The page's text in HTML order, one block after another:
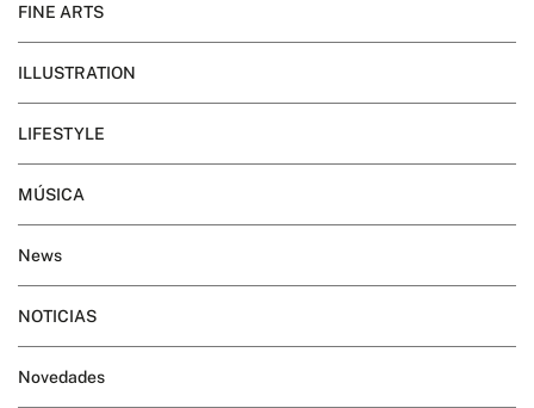
FINE ARTS
ILLUSTRATION
LIFESTYLE
MÚSICA
News
NOTICIAS
Novedades